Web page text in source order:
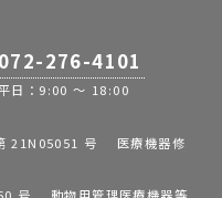
072-276-4101
日：9:00 ～ 18:00
21N05051 号 医療機器修